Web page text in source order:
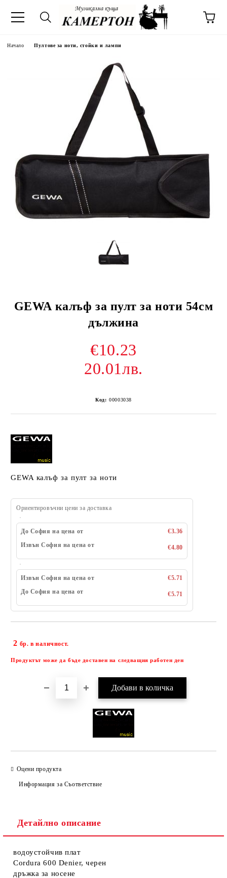
Начало Пултове за ноти, стойки и лампи
GEWA калъф за пулт за ноти 54см
дължина
€10.23
20.01лв.
Код: 00003038
GEWA калъф за пулт за ноти
Ориентировъчни цени за доставка
До София на цена от
€3.36
Извън София на цена от
€4.80
Извън София на цена от
€5.71
До София на цена от
€5.71
2 бр. в наличност.
Продуктът може да бъде доставен на следващия работен ден
Оцени продукта
Информация за Съответствие
Детайлно описание
водоустойчив плат
Cordura 600 Denier, черен
дръжка за носене